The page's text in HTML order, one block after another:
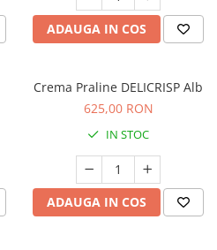
ADAUGA IN COS
Crema Praline DELICRISP Alb
625,00 RON
IN STOC
ADAUGA IN COS